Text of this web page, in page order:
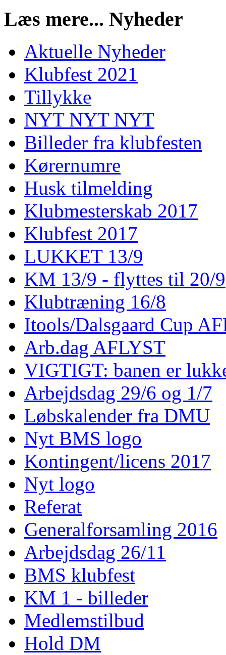
Læs mere... Nyheder
Aktuelle Nyheder
Klubfest 2021
Tillykke
NYT NYT NYT
Billeder fra klubfesten
Kørernumre
Husk tilmelding
Klubmesterskab 2017
Klubfest 2017
LUKKET 13/9
KM 13/9 - flyttes til 20/9
Klubtræning 16/8
Itools/Dalsgaard Cup
Arb.dag AFLYST
VIGTIGT: banen er
Arbejdsdag 29/6 og 1/7
Løbskalender fra DMU
Nyt BMS logo
Kontingent/licens 2017
Nyt logo
Referat
Generalforsamling 2016
Arbejdsdag 26/11
BMS klubfest
KM 1 - billeder
Medlemstilbud
Hold DM